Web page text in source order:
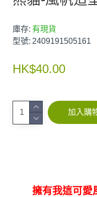
庫存: 有現貨
型號: 2409191505161
HK$40.00
加入購
擁有我這可愛